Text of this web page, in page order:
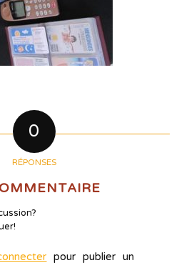
0
RÉPONSES
pour publier un